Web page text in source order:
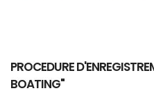
PROCEDURE
BOATING"